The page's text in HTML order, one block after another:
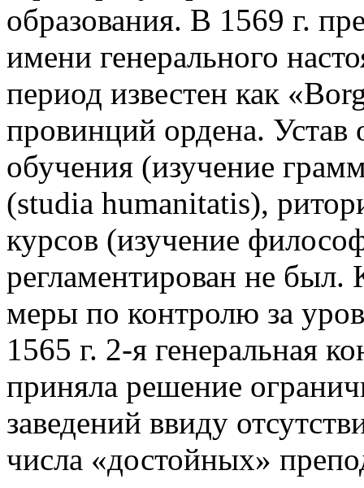
образования. В 1569 г.
имени генерального
период известен как
провинций ордена. Устав
обучения (изучение
(studia humanitаtis),
курсов (изучение
регламентирован не был.
меры по контролю за
1565 г. 2-я генеральная
приняла решение
заведений ввиду
числа «достойных»